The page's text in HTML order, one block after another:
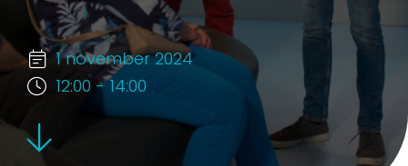
1 november 2024
12:00 - 14:00